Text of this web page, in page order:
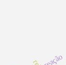
reação